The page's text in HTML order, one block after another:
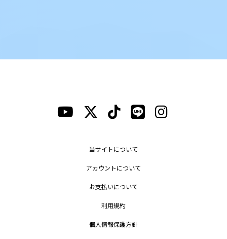
当サイトについて
アカウントについて
お支払いについて
利用規約
個人情報保護方針